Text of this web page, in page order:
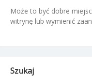
Może to być dobre
witrynę lub wymienić
Szukaj